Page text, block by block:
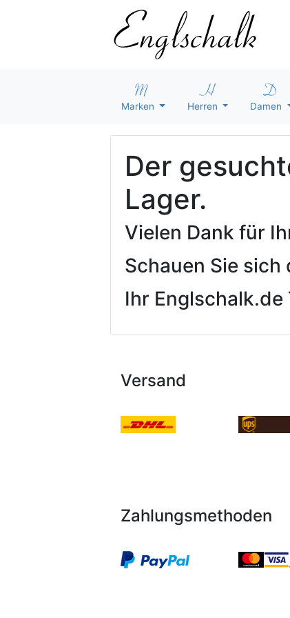
Marken Herren Damen
Der
Lager.
Vielen Dank für
Schauen Sie
Ihr Englschalk.de
Versand
Zahlungsmethoden